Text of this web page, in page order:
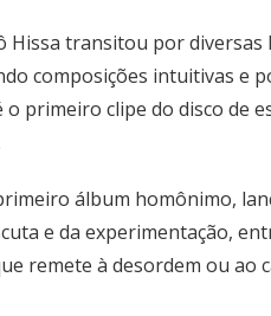
Hissa transitou por
composições intuitivas e
o primeiro clipe do disco
álbum homônimo,
e da experimentação,
remete à desordem ou